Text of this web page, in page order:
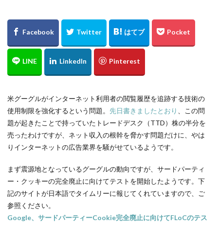
米グーグルがインターネット利用者の閲覧履歴を追跡する技術の
使用制限を強化するという問題。 先日書きましたとおり
、この問
題が起きたことで持っていたトレードデスク（TTD）株の半分を
売ったわけですが、ネット収入の根幹を脅かす問題だけに、やは
りインターネットの広告業界を騒がせているようです。
まず震源地となっているグーグルの動向ですが、サードパーティ
ー・クッキーの完全廃止に向けてテストを開始したようです。下
記のサイトが日本語でタイムリーに報じてくれていますので、ご
参照ください。
Google、サードパーティーCookie完全廃止に向けてFLoCのテス